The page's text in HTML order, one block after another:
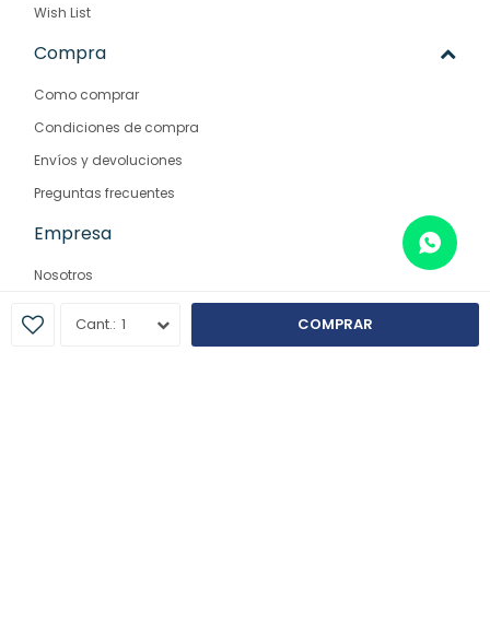
1 COMPRAR
Wish List
Compra
Como comprar
Condiciones de compra
Envíos y devoluciones
Preguntas frecuentes
Empresa
Nosotros